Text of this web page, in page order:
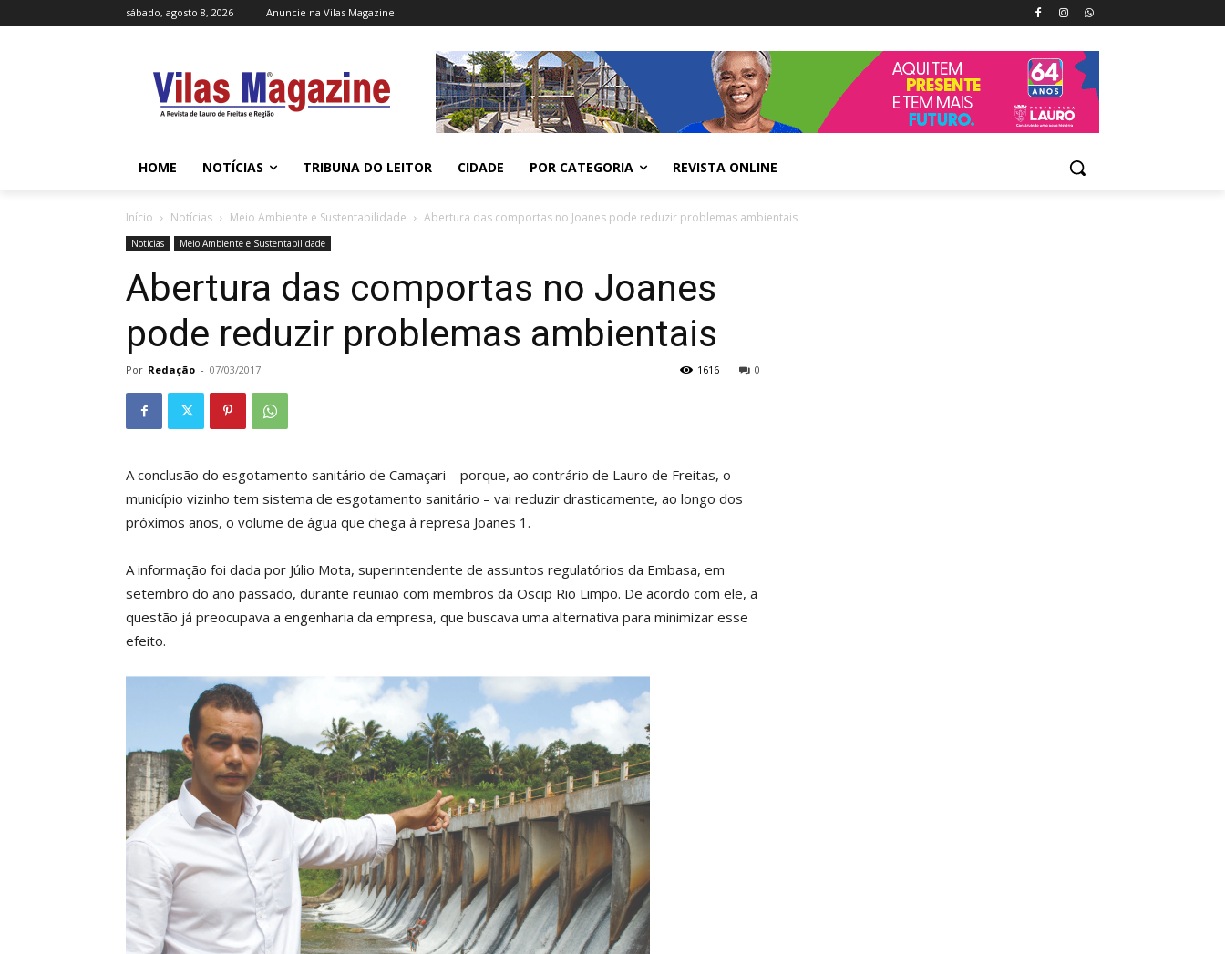
sábado, agosto 8, 2026 Anuncie na Vilas Magazine
HOME NOTÍCIAS TRIBUNA DO LEITOR CIDADE POR CATEGORIA REVISTA ONLINE
Início Notícias Meio Ambiente e Sustentabilidade Abertura das comportas no Joanes pode reduzir problemas ambientais
Notícias Meio Ambiente e Sustentabilidade
Abertura das comportas no Joanes
pode reduzir problemas ambientais
Por Redação - 07/03/2017 0
1616
A conclusão do esgotamento sanitário de Camaçari – porque, ao contrário de Lauro de Freitas, o
município vizinho tem sistema de esgotamento sanitário – vai reduzir drasticamente, ao longo dos
próximos anos, o volume de água que chega à represa Joanes 1.
A informação foi dada por Júlio Mota, superintendente de assuntos regulatórios da Embasa, em
setembro do ano passado, durante reunião com membros da Oscip Rio Limpo. De acordo com ele, a
questão já preocupava a engenharia da empresa, que buscava uma alternativa para minimizar esse
efeito.